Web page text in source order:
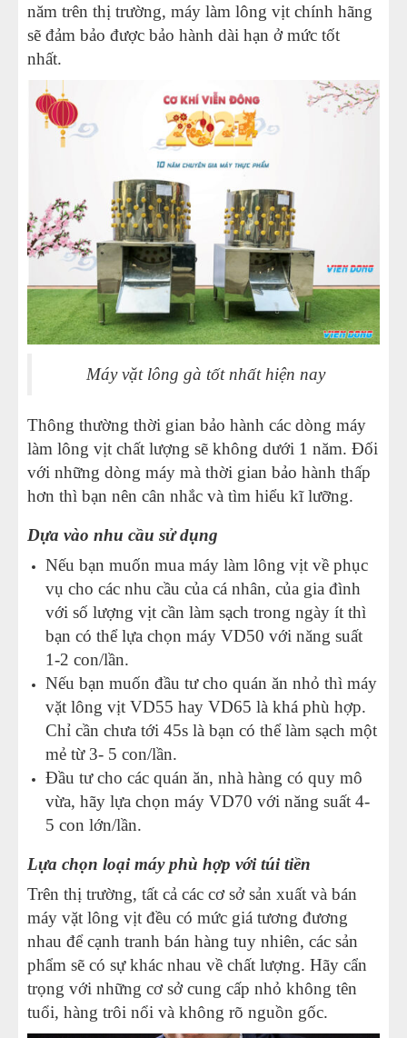
năm trên thị trường, máy làm lông vịt chính hãng
sẽ đảm bảo được bảo hành dài hạn ở mức tốt
nhất.
Máy vặt lông gà tốt nhất hiện nay
Thông thường thời gian bảo hành các dòng máy
làm lông vịt chất lượng sẽ không dưới 1 năm. Đối
với những dòng máy mà thời gian bảo hành thấp
hơn thì bạn nên cân nhắc và tìm hiểu kĩ lưỡng.
Dựa vào nhu cầu sử dụng
Nếu bạn muốn mua máy làm lông vịt về phục
vụ cho các nhu cầu của cá nhân, của gia đình
với số lượng vịt cần làm sạch trong ngày ít thì
bạn có thể lựa chọn máy VD50 với năng suất
1-2 con/lần.
Nếu bạn muốn đầu tư cho quán ăn nhỏ thì máy
vặt lông vịt VD55 hay VD65 là khá phù hợp.
Chỉ cần chưa tới 45s là bạn có thể làm sạch một
mẻ từ 3- 5 con/lần.
Đầu tư cho các quán ăn, nhà hàng có quy mô
vừa, hãy lựa chọn máy VD70 với năng suất 4-
5 con lớn/lần.
Lựa chọn loại máy phù hợp với túi tiền
Trên thị trường, tất cả các cơ sở sản xuất và bán
máy vặt lông vịt đều có mức giá tương đương
nhau để cạnh tranh bán hàng tuy nhiên, các sản
phẩm sẽ có sự khác nhau về chất lượng. Hãy cẩn
trọng với những cơ sở cung cấp nhỏ không tên
tuổi, hàng trôi nổi và không rõ nguồn gốc.